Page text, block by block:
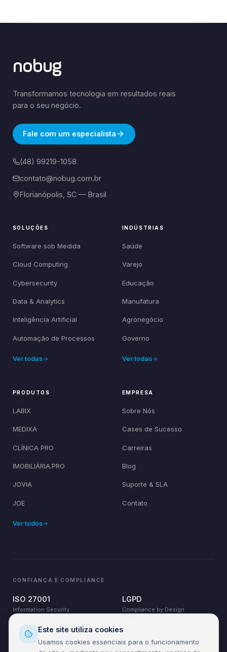
nobug
Transformamos tecnologia em resultados reais
para o seu negócio.
Fale com um especialista
(48) 99219-1058
contato@nobug.com.br
Florianópolis, SC — Brasil
SOLUÇÕES
Software sob Medida
Cloud Computing
Cybersecurity
Data & Analytics
Inteligência Artificial
Automação de Processos
Ver todas
INDÚSTRIAS
Saúde
Varejo
Educação
Manufatura
Agronegócio
Governo
Ver todas
PRODUTOS
LABIX
MEDIXA
CLÍNICA PRO
IMOBILIÁRIA.PRO
JOVIA
JOE
Ver todos
EMPRESA
Sobre Nós
Cases de Sucesso
Carreiras
Blog
Suporte & SLA
Contato
CONFIANÇA E COMPLIANCE
ISO 27001
Information Security
LGPD
Compliance by Design
SOC 24×7
Monitoring & Response
AWS · Azure · GCP
Cloud Partner
Este site utiliza cookies
Usamos cookies essenciais para o funcionamento